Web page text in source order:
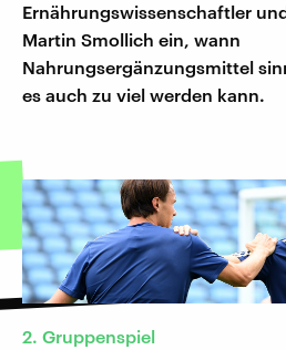
Ernährungswissenschaftler
Martin Smollich ein, wann
Nahrungsergänzungsmittel
es auch zu viel werden kann.
2. Gruppenspiel